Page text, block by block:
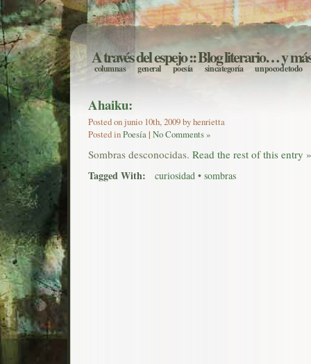
A través del espejo:: Blog literario… y
columnas general poesía sin categoría un poco de todo
Ahaiku:
Posted on junio 10th, 2009 by henrietta
Posted inPoesía| No Comments »
Sombras desconocidas. Read the rest of this entry »
Tagged With: curiosidad • sombras